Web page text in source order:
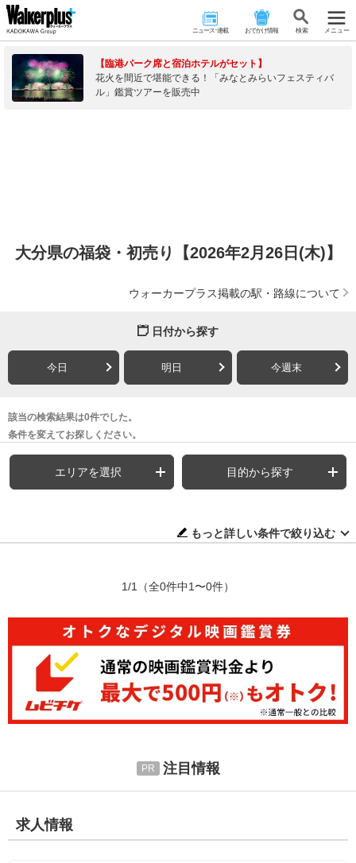
ニュース･連載 おでかけ情報 検 索 メニュー
【臨港パーク席と宿泊ホテルがセット】
花火を間近で堪能できる！「みなとみらいフェスティバ
ル」鑑賞ツアーを販売中
大分県の福袋・初売り【2026年2月26日(木)】
ウォーカープラス掲載の駅・路線について
日付から探す
今日 明日 今週末
該当の検索結果は0件でした。
条件を変えてお探しください。
エリアを選択 目的から探す
もっと詳しい条件で絞り込む
1/1 （全0件中1〜0件）
注目情報
求人情報